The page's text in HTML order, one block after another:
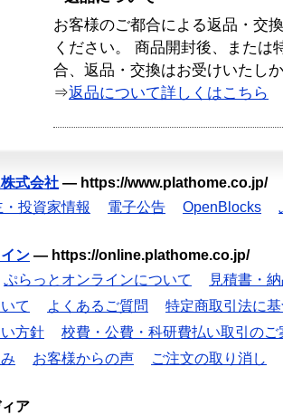
お客様のご都合による返品・交
ください。 商品開封後、または
合、返品・交換はお受けいたし
⇒返品について詳しくはこちら
式会社 — https://www.plathome.co.jp/
・投資家情報 電子公告 OpenBlocks
ン — https://online.plathome.co.jp/
ぷらっとオンラインについて
見積書・
て
よくあるご質問
特定商取引法に
方針
校費・公費・科研費払い取引のご
お客様からの声 ご注文の取り消し
ア